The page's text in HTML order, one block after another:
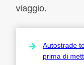
viaggio.
Autostrade
prima di